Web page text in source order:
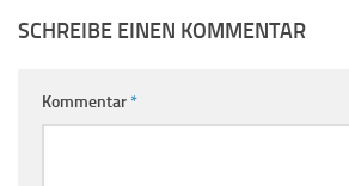
SCHREIBE EINEN KOMMENTAR
Kommentar*